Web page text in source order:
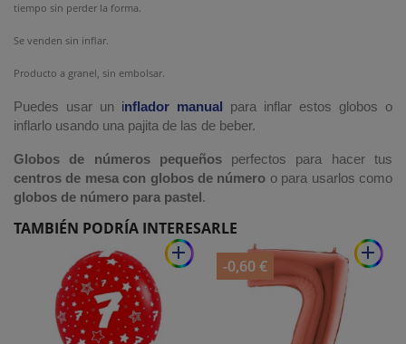
tiempo sin perder la forma.
Se venden sin inflar.
Producto a granel, sin embolsar.
Puedes usar un inflador manual para inflar estos globos o
inflarlo usando una pajita de las de beber.
Globos de números pequeñosperfectos para hacer tus
centros de mesa con globos de número o para usarlos como
globos de número para pastel.
TAMBIÉN PODRÍA INTERESARLE
add add
-0,60 €